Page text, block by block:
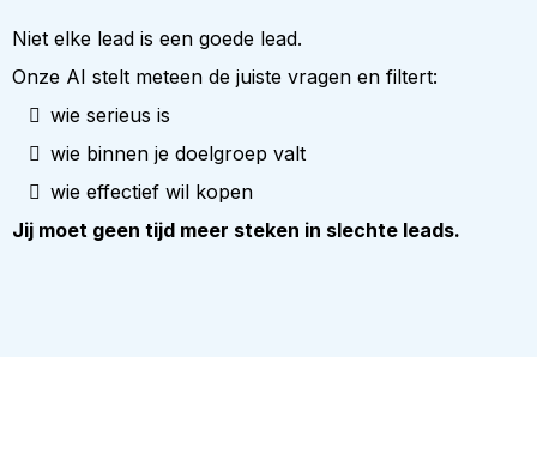
Niet elke lead is een goede lead.
Onze AI stelt meteen de juiste vragen en filtert:
wie serieus is
wie binnen je doelgroep valt
wie effectief wil kopen
Jij moet geen tijd meer steken in slechte leads.